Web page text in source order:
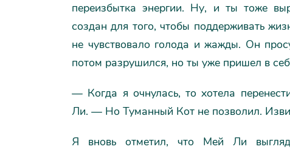
переизбытка энергии. Ну, и ты тоже
создан для того, чтобы поддерживать
не чувствовало голода и жажды. Он
потом разрушился, но ты уже пришел в
— Когда я очнулась, то хотела
Ли. — Но Туманный Кот не позволил.
Я вновь отметил, что Мей Ли